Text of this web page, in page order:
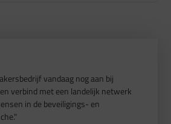
vandaag nog aan bij
verbind met een landelijk netwerk
in de beveiligings- en